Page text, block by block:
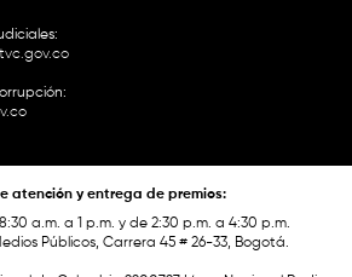
atención y entrega de premios:
a.m. a 1 p.m. y de 2:30 p.m. a 4:30 p.m.
Públicos, Carrera 45 # 26-33, Bogotá.